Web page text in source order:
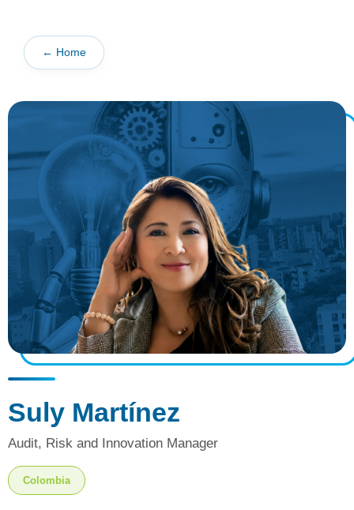
← Home
Suly Martínez
Audit, Risk and Innovation Manager
Colombia